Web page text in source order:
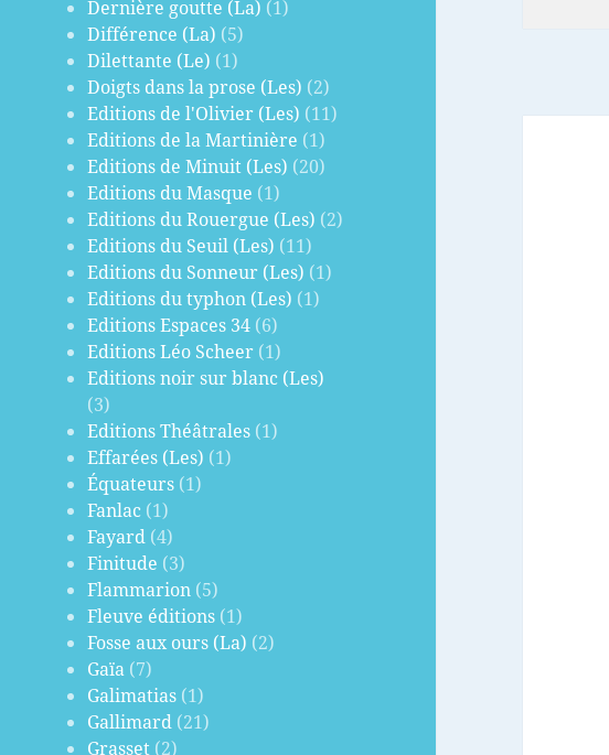
Dernière goutte (La) (1)
Différence (La) (5)
Dilettante (Le) (1)
Doigts dans la prose (Les) (2)
Editions de l'Olivier (Les) (11)
Editions de la Martinière (1)
Editions de Minuit (Les) (20)
Editions du Masque (1)
Editions du Rouergue (Les) (2)
Editions du Seuil (Les) (11)
Editions du Sonneur (Les) (1)
Editions du typhon (Les) (1)
Editions Espaces 34 (6)
Editions Léo Scheer (1)
Editions noir sur blanc (Les)
(3)
Editions Théâtrales (1)
Effarées (Les) (1)
Équateurs (1)
Fanlac (1)
Fayard (4)
Finitude (3)
Flammarion (5)
Fleuve éditions (1)
Fosse aux ours (La) (2)
Gaïa (7)
Galimatias (1)
Gallimard (21)
Grasset (2)